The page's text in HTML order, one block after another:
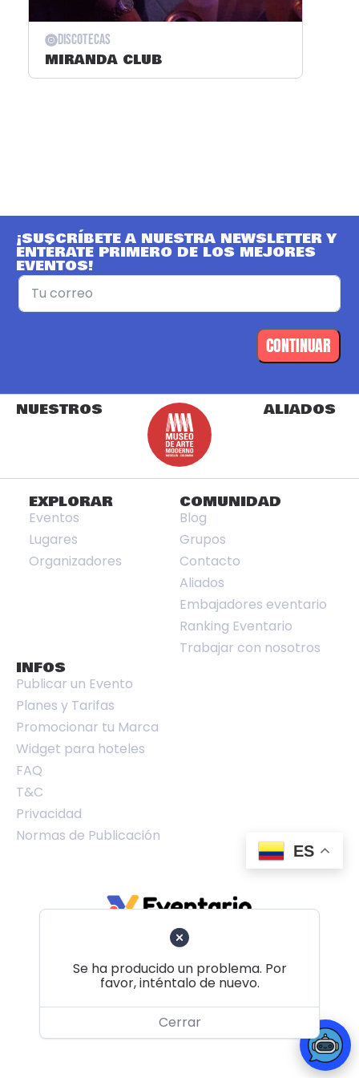
Discotecas
MIRANDA CLUB
¡SUSCRÍBETE A NUESTRA NEWSLETTER Y
ENTÉRATE PRIMERO DE LOS MEJORES
EVENTOS!
CONTINUAR
NUESTROS ALIADOS
ES
EXPLORAR
Eventos
Lugares
Organizadores
COMUNIDAD
Blog
Grupos
Contacto
Aliados
Embajadores eventario
Ranking Eventario
Trabajar con nosotros
INFOS
Publicar un Evento
Planes y Tarifas
Promocionar tu Marca
Widget para hoteles
FAQ
T&C
Privacidad
Normas de Publicación
Volver al principio
© 2026 Eventario Colombia SAS
Se ha producido un problema. Por
favor, inténtalo de nuevo.
Cerrar